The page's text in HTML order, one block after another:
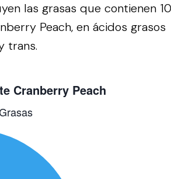
las grasas que contienen
Peach, en ácidos grasos
trans.